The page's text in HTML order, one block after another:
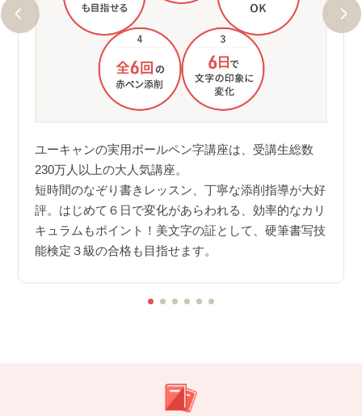
ユーキャンの実用ボールペン字講座は、受講生総数
230万人以上の大人気講座。
短時間のなぞり書きレッスン、丁寧な添削指導が大好
評。はじめて６日で変化があらわれる、効率的なカリ
キュラムもポイント！美文字の証として、硬筆書写技
能検定３級の合格も目指せます。